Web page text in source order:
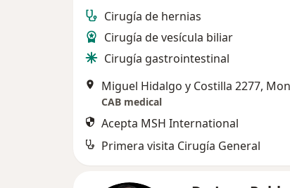
Cirugía de hernias
Cirugía de vesícula biliar
Cirugía gastrointestinal
CAB medical
Acepta MSH International
Primera visita Cirugía General